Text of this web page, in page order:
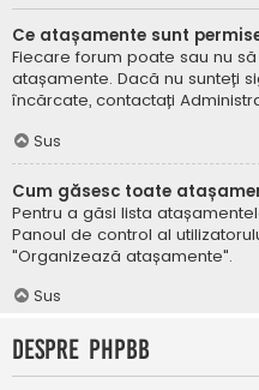
Ce atașamente sunt
Fiecare forum poate sau nu
atașamente. Dacă nu sunteți
încărcate, contactați
Sus
Cum găsesc toate
Pentru a găsi lista
Panoul de control al
"Organizează atașamente".
Sus
Despre phpBB